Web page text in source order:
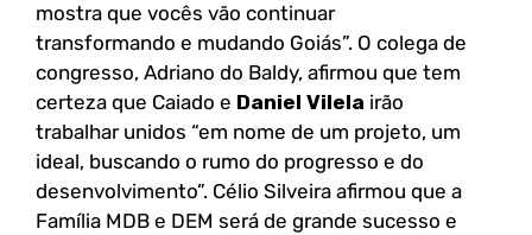
mostra que vocês vão continuar
transformando e mudando Goiás”. O colega de
congresso, Adriano do Baldy, afirmou que tem
certeza que Caiado e Daniel Vilela irão
trabalhar unidos “em nome de um projeto, um
ideal, buscando o rumo do progresso e do
desenvolvimento”. Célio Silveira afirmou que a
Família MDB e DEM será de grande sucesso e